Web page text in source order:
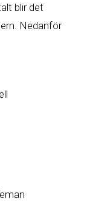
blir det
Nedanför